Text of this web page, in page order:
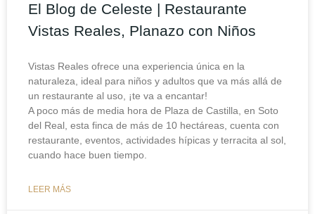
El Blog de Celeste | Restaurante
Vistas Reales, Planazo con Niños
Vistas Reales ofrece una experiencia única en la
naturaleza, ideal para niños y adultos que va más allá de
un restaurante al uso, ¡te va a encantar!
A poco más de media hora de Plaza de Castilla, en Soto
del Real, esta finca de más de 10 hectáreas, cuenta con
restaurante, eventos, actividades hípicas y terracita al sol,
cuando hace buen tiempo.
LEER MÁS